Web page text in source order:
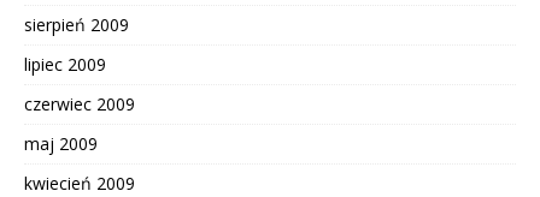
sierpień 2009
lipiec 2009
czerwiec 2009
maj 2009
kwiecień 2009